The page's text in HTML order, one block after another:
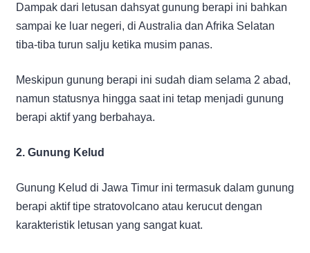
Dampak dari letusan dahsyat gunung berapi ini bahkan
sampai ke luar negeri, di Australia dan Afrika Selatan
tiba-tiba turun salju ketika musim panas.
Meskipun gunung berapi ini sudah diam selama 2 abad,
namun statusnya hingga saat ini tetap menjadi gunung
berapi aktif yang berbahaya.
2. Gunung Kelud
Gunung Kelud di Jawa Timur ini termasuk dalam gunung
berapi aktif tipe stratovolcano atau kerucut dengan
karakteristik letusan yang sangat kuat.